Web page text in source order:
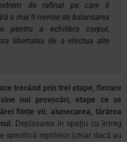
de rafinat pe care îl
a mai fi nevoie de balansarea
pentru a echilibra corpul,
libertatea de a efectua alte
trecând prin trei etape, fiecare
noi provocări, etape ce se
ființe vii: alunecarea, târârea
Deplasarea în spațiu cu întreg
specifică reptilelor (chiar dacă au